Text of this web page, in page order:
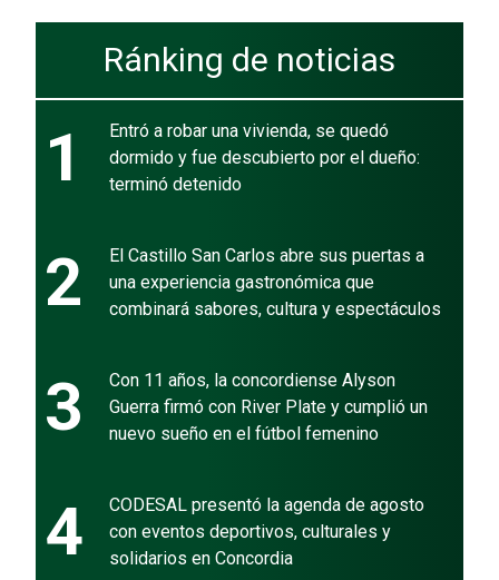
Ránking de noticias
1
Entró a robar una vivienda, se quedó
dormido y fue descubierto por el dueño:
terminó detenido
2
El Castillo San Carlos abre sus puertas a
una experiencia gastronómica que
combinará sabores, cultura y espectáculos
3
Con 11 años, la concordiense Alyson
Guerra firmó con River Plate y cumplió un
nuevo sueño en el fútbol femenino
4
CODESAL presentó la agenda de agosto
con eventos deportivos, culturales y
solidarios en Concordia